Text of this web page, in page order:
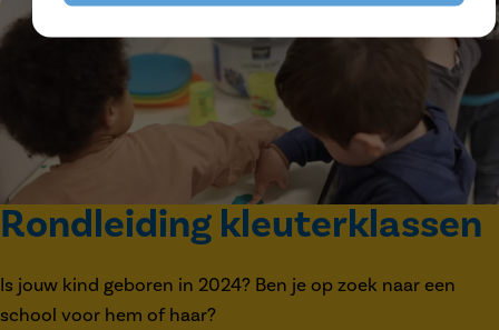
Rondleiding kleuterklassen
Is jouw kind geboren in 2024? Ben je op zoek naar een
school voor hem of haar?